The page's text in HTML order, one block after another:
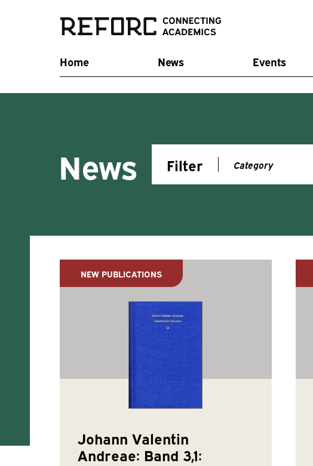
Home News Events
News Filter
NEW PUBLICATIONS
Johann Valentin
Andreae: Band 3,1: